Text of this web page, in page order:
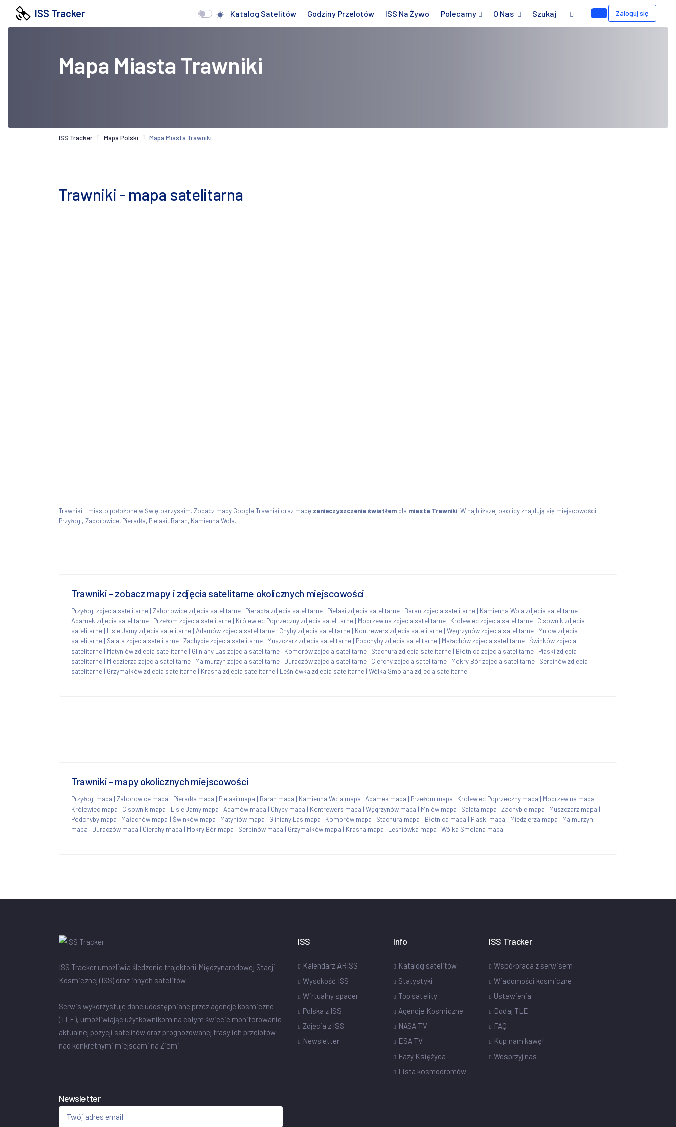
ISS Tracker Katalog Satelitów Godziny Przelotów ISS Na Żywo Polecamy O Nas Szukaj Zaloguj się
Mapa Miasta Trawniki
ISS Tracker Mapa Polski Mapa Miasta Trawniki
Trawniki - mapa satelitarna
Trawniki - miasto położone w Świętokrzyskim. Zobacz mapy Google Trawniki oraz mapę zanieczyszczenia światłem dla miasta Trawniki. W najbliższej okolicy znajdują się miejscowości:
Przyłogi, Zaborowice, Pieradła, Pielaki, Baran, Kamienna Wola.
Trawniki - zobacz mapy i zdjęcia satelitarne okolicznych miejscowości
Przyłogi zdjecia satelitarne | Zaborowice zdjecia satelitarne | Pieradła zdjecia satelitarne | Pielaki zdjecia satelitarne | Baran zdjecia satelitarne | Kamienna Wola zdjecia satelitarne |
Adamek zdjecia satelitarne | Przełom zdjecia satelitarne | Królewiec Poprzeczny zdjecia satelitarne | Modrzewina zdjecia satelitarne | Królewiec zdjecia satelitarne | Cisownik zdjecia
satelitarne | Lisie Jamy zdjecia satelitarne | Adamów zdjecia satelitarne | Chyby zdjecia satelitarne | Kontrewers zdjecia satelitarne | Węgrzynów zdjecia satelitarne | Mniów zdjecia
satelitarne | Salata zdjecia satelitarne | Zachybie zdjecia satelitarne | Muszczarz zdjecia satelitarne | Podchyby zdjecia satelitarne | Małachów zdjecia satelitarne | Świnków zdjecia
satelitarne | Matyniów zdjecia satelitarne | Gliniany Las zdjecia satelitarne | Komorów zdjecia satelitarne | Stachura zdjecia satelitarne | Błotnica zdjecia satelitarne | Piaski zdjecia
satelitarne | Miedzierza zdjecia satelitarne | Malmurzyn zdjecia satelitarne | Duraczów zdjecia satelitarne | Cierchy zdjecia satelitarne | Mokry Bór zdjecia satelitarne | Serbinów zdjecia
satelitarne | Grzymałków zdjecia satelitarne | Krasna zdjecia satelitarne | Leśniówka zdjecia satelitarne | Wólka Smolana zdjecia satelitarne
Trawniki - mapy okolicznych miejscowości
Przyłogi mapa | Zaborowice mapa | Pieradła mapa | Pielaki mapa | Baran mapa | Kamienna Wola mapa | Adamek mapa | Przełom mapa | Królewiec Poprzeczny mapa | Modrzewina mapa |
Królewiec mapa | Cisownik mapa | Lisie Jamy mapa | Adamów mapa | Chyby mapa | Kontrewers mapa | Węgrzynów mapa | Mniów mapa | Salata mapa | Zachybie mapa | Muszczarz mapa |
Podchyby mapa | Małachów mapa | Świnków mapa | Matyniów mapa | Gliniany Las mapa | Komorów mapa | Stachura mapa | Błotnica mapa | Piaski mapa | Miedzierza mapa | Malmurzyn
mapa | Duraczów mapa | Cierchy mapa | Mokry Bór mapa | Serbinów mapa | Grzymałków mapa | Krasna mapa | Leśniówka mapa | Wólka Smolana mapa
ISS Tracker umożliwia śledzenie trajektorii Międzynarodowej Stacji
Kosmicznej (ISS) oraz innych satelitów.
Serwis wykorzystuje dane udostępniane przez agencje kosmiczne
(TLE), umożliwiając użytkownikom na całym świecie monitorowanie
aktualnej pozycji satelitów oraz prognozowanej trasy ich przelotów
nad konkretnymi miejscami na Ziemi.
ISS
Kalendarz ARISS
Wysokość ISS
Wirtualny spacer
Polska z ISS
Zdjęcia z ISS
Newsletter
Info
Katalog satelitów
Statystyki
Top satelity
Agencje Kosmiczne
NASA TV
ESA TV
Fazy Księżyca
Lista kosmodromów
ISS Tracker
Współpraca z serwisem
Wiadomości kosmiczne
Ustawienia
Dodaj TLE
FAQ
Kup nam kawę!
Wesprzyj nas
Newsletter